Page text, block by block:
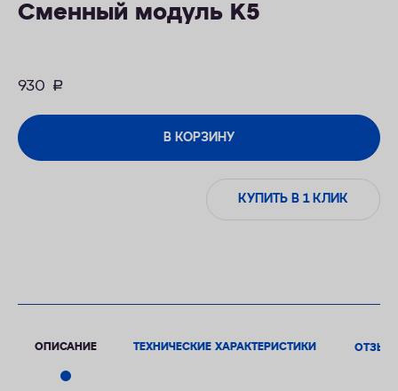
Сменный модуль K5
930 руб.
В КОРЗИНУ
КУПИТЬ В 1 КЛИК
ОПИСАНИЕ ТЕХНИЧЕСКИЕ ХАРАКТЕРИСТИКИ